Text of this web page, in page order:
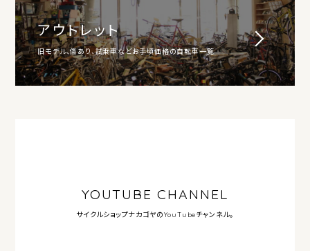
アウトレット
旧モデル、傷あり、試乗車などお手頃価格の自転車一覧
YOUTUBE CHANNEL
サイクルショップナカゴヤのYouTubeチャンネル。